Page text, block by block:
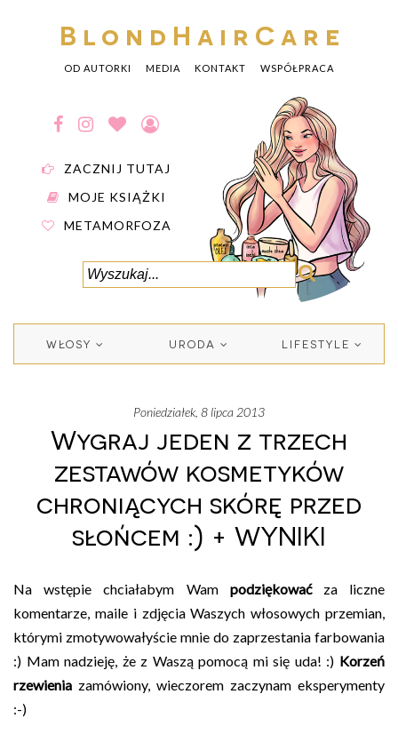
BlondHairCare
OD AUTORKI MEDIA KONTAKT WSPÓŁPRACA
ZACZNIJ TUTAJ
MOJE KSIĄŻKI
METAMORFOZA
WŁOSY URODA LIFESTYLE
poniedziałek, 8 lipca 2013
Wygraj jeden z trzech
zestawów kosmetyków
chroniących skórę przed
słońcem :) + WYNIKI
Na wstępie chciałabym Wam podziękowaćza liczne
komentarze, maile i zdjęcia Waszych włosowych przemian,
którymi zmotywowałyście mnie do zaprzestania farbowania
:) Mam nadzieję, że z Waszą pomocą mi się uda! :) Korzeń
rzewienia zamówiony, wieczorem zaczynam eksperymenty
:-)